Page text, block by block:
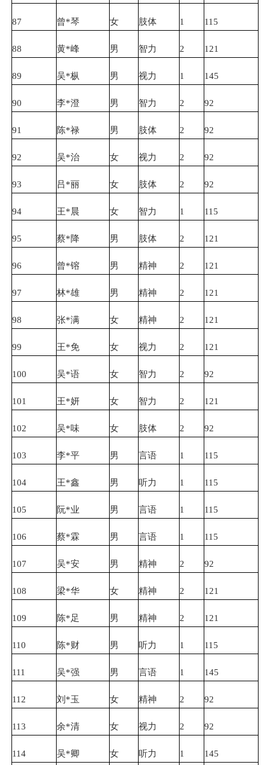
87 曾*琴 女 肢体 1 115
88 黄*峰 男 智力 2 121
89 吴*枞 男 视力 1 145
90 李*澄 男 智力 2 92
91 陈*禄 男 肢体 2 92
92 吴*治 女 视力 2 92
93 吕*丽 女 肢体 2 92
94 王*晨 女 智力 1 115
95 蔡*降 男 肢体 2 121
96 曾*镕 男 精神 2 121
97 林*雄 男 精神 2 121
98 张*满 女 精神 2 121
99 王*免 女 视力 2 121
100 吴*语 女 智力 2 92
101 王*妍 女 智力 2 121
102 吴*味 女 肢体 2 92
103 李*平 男 言语 1 115
104 王*鑫 男 听力 1 115
105 阮*业 男 言语 1 115
106 蔡*霖 男 言语 1 115
107 吴*安 男 精神 2 92
108 梁*华 女 精神 2 121
109 陈*足 男 精神 2 121
110 陈*财 男 听力 1 115
111 吴*强 男 言语 1 145
112 刘*玉 女 精神 2 92
113 余*清 女 视力 2 92
114 吴*卿 女 听力 1 145